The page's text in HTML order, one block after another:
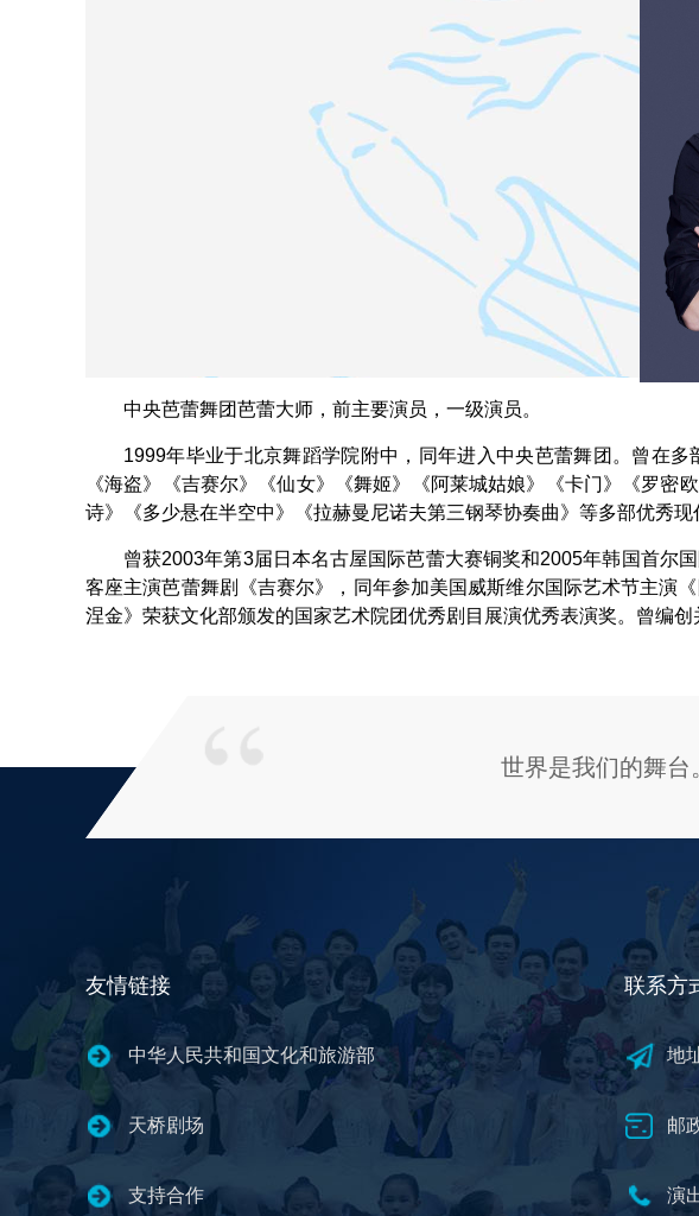
中央芭蕾舞团芭蕾大师，前主要演员，一级演员。
1999年毕业于北京舞蹈学院附中，同年进入中央芭蕾舞团。曾在
《海盗》《吉赛尔》《仙女》《舞姬》《阿莱城姑娘》《卡门》《罗
诗》《多少悬在半空中》《拉赫曼尼诺夫第三钢琴协奏曲》等多部优秀现
曾获2003年第3届日本名古屋国际芭蕾大赛铜奖和2005年韩国首尔
客座主演芭蕾舞剧《吉赛尔》，同年参加美国威斯维尔国际艺术节主演
涅金》荣获文化部颁发的国家艺术院团优秀剧目展演优秀表演奖。曾编
世界是我们的舞台
友情链接
中华人民共和国文化和旅游部
天桥剧场
支持合作
联系方
地
邮
演